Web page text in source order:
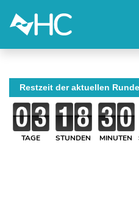
Restzeit der aktuellen Runde
TAGE STUNDEN MINUTEN